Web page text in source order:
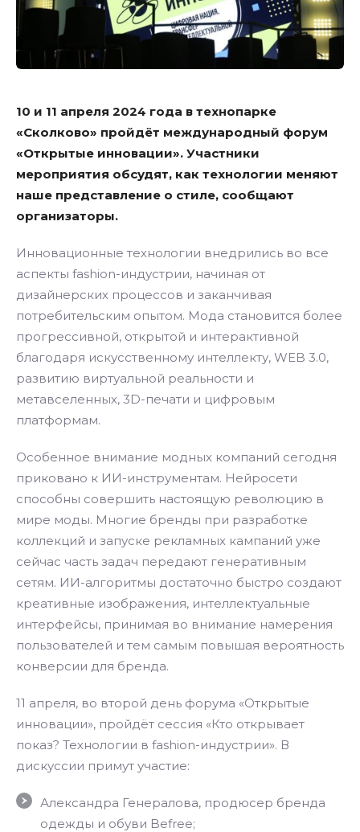
10 и 11 апреля 2024 года в технопарке
«Сколково» пройдёт международный форум
«Открытые инновации». Участники
мероприятия обсудят, как технологии меняют
наше представление о стиле, сообщают
организаторы.
Инновационные технологии внедрились во все
аспекты fashion-индустрии, начиная от
дизайнерских процессов и заканчивая
потребительским опытом. Мода становится более
прогрессивной, открытой и интерактивной
благодаря искусственному интеллекту, WEB 3.0,
развитию виртуальной реальности и
метавселенных, 3D-печати и цифровым
платформам.
Особенное внимание модных компаний сегодня
приковано к ИИ-инструментам. Нейросети
способны совершить настоящую революцию в
мире моды. Многие бренды при разработке
коллекций и запуске рекламных кампаний уже
сейчас часть задач передают генеративным
сетям. ИИ-алгоритмы достаточно быстро создают
креативные изображения, интеллектуальные
интерфейсы, принимая во внимание намерения
пользователей и тем самым повышая вероятность
конверсии для бренда.
11 апреля, во второй день форума «Открытые
инновации», пройдёт сессия «Кто открывает
показ? Технологии в fashion-индустрии». В
дискуссии примут участие:
Александра Генералова, продюсер бренда
одежды и обуви Befree;